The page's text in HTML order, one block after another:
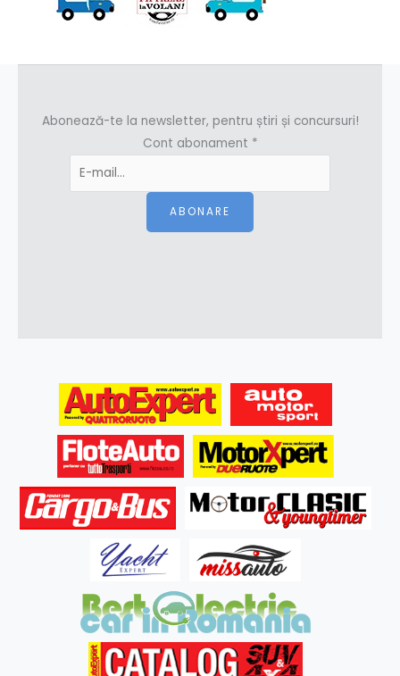
Abonează-te la newsletter, pentru știri și concursuri!
Cont abonament *
ABONARE